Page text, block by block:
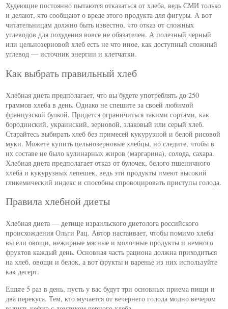
Худеющие постоянно пытаются отказаться от хлеба, ведь СМИ только
и делают, что сообщают о вреде этого продукта для фигуры. А вот
читательницам должно быть известно, что отказ от сложных
углеводов для похудения вовсе не обязателен. А полезный черный
или цельнозерновой хлеб есть не что иное, как доступный сложный
углевод — источник энергии и клетчатки.
Как выбрать правильный хлеб
Хлебная диета предполагает, что вы будете употреблять до 250
граммов хлеба в день. Однако не спешите за своей любимой
французской булкой. Придется ограничиться такими сортами, как
бородинский, украинский, зерновой, злаковый или серый хлеб.
Старайтесь выбирать хлеб без примесей кукурузной и белой рисовой
муки. Можете купить цельнозерновые хлебцы, но следите, чтобы в
их составе не было кулинарных жиров (маргарина), солода, сахара.
Хлебная диета предполагает отказ от булочек, белого пшеничного
хлеба и кукурузных лепешек, ведь эти продукты имеют высокий
гликемический индекс и способны спровоцировать приступы голода.
Правила хлебной диеты
Хлебная диета — детище израильского диетолога российского
происхождения Ольги Рац. Автор настаивает, чтобы помимо хлеба
вы ели овощи, нежирные мясные и молочные продукты и немного
фруктов каждый день. Основная часть рациона должна приходиться
на хлеб, овощи и белок, а вот фрукты и варенье из них используйте
как десерт.
Ешьте 5 раз в день, пусть у вас будут три основных приема пищи и
два перекуса. Тем, кто мучается от вечернего голода модно вечером